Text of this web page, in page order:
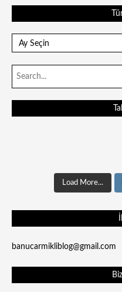
Tüm
Yazılar
Search
Load More...
banucarmikliblog@gmail.com